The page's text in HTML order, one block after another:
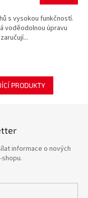
s vysokou funkčností.
voděodolnou úpravu
PRODUKTY
informace o nových